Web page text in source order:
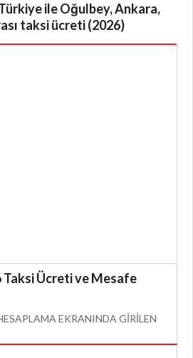
ile Oğulbey, Ankara,
taksi ücreti (2026)
Taksi Ücreti ve Mesafe
EKRANINDA GIRILEN